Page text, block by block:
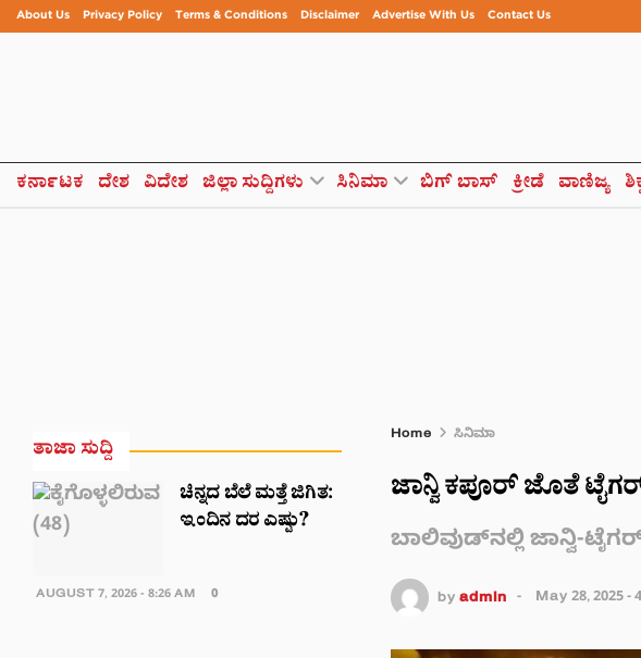
About Us Privacy Policy Terms & Conditions Disclaimer Advertise With Us Contact Us
ಕರ್ನಾಟಕ ದೇಶ ವಿದೇಶ ಜಿಲ್ಲಾ ಸುದ್ದಿಗಳು ಸಿನಿಮಾ ಬಿಗ್ ಬಾಸ್ ಕ್ರೀಡೆ ವಾಣಿಜ್ಯ
Home ಸಿನಿಮಾ
ಜಾನ್ವಿ ಕಪೂರ್‌ ಜೊತೆ
ಬಾಲಿವುಡ್‌ನಲ್ಲಿ ಜಾನ್ವಿ-
by admin May 28, 2025 -
ತಾಜಾ ಸುದ್ದಿ
ಚಿನ್ನದ ಬೆಲೆ ಮತ್ತೆ ಜಿಗಿತ:
ಇಂದಿನ ದರ ಎಷ್ಟು?
AUGUST 7, 2026 - 8:26 AM 0